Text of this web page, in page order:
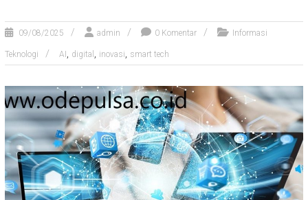
09/08/2025 admin 0 Komentar Informasi
Teknologi AI , digital , inovasi, smart tech